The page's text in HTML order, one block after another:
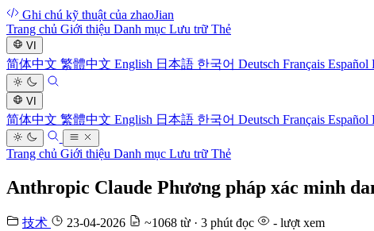
Ghi chú kỹ thuật của zhaoJian
Trang chủ Giới thiệu Danh mục Lưu trữ Thẻ
VI
简体中文 繁體中文 English 日本語 한국어 Deutsch Français Español
VI
简体中文 繁體中文 English 日本語 한국어 Deutsch Français Español
Trang chủ Giới thiệu Danh mục Lưu trữ Thẻ
Anthropic Claude Phương pháp xác minh
技术 23-04-2026 ~1068 từ · 3 phút đọc - lượt xem